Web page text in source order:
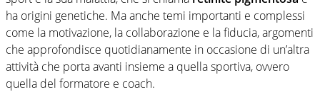
ha origini genetiche. Ma anche temi importanti e complessi
come la motivazione, la collaborazione e la fiducia, argomenti
che approfondisce quotidianamente in occasione di un’altra
attività che porta avanti insieme a quella sportiva, ovvero
quella del formatore e coach.